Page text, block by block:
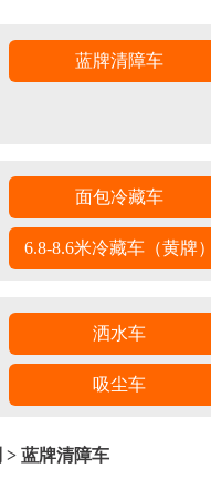
蓝牌清障车
面包冷藏车
6.8-8.6米冷藏车（黄牌）
洒水车
吸尘车
> 蓝牌清障车